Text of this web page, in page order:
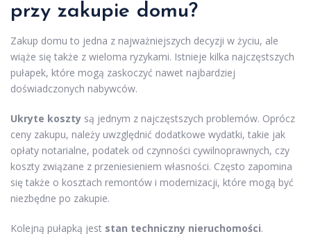
przy zakupie domu?
Zakup domu to jedna z najważniejszych decyzji w życiu, ale
wiąże się także z wieloma ryzykami. Istnieje kilka najczęstszych
pułapek, które mogą zaskoczyć nawet najbardziej
doświadczonych nabywców.
Ukryte koszty są jednym z najczęstszych problemów. Oprócz
ceny zakupu, należy uwzględnić dodatkowe wydatki, takie jak
opłaty notarialne, podatek od czynności cywilnoprawnych, czy
koszty związane z przeniesieniem własności. Często zapomina
się także o kosztach remontów i modernizacji, które mogą być
niezbędne po zakupie.
Kolejną pułapką jest stan techniczny nieruchomości.